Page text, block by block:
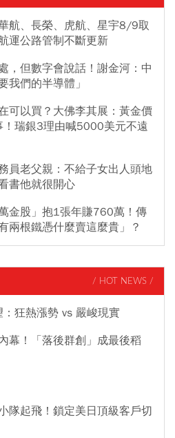
航、長榮、虎航、星宇8/9取
運公路管制不斷更新
，但數字會說話！謝金河：中
我們的半導體」
可以買？大佛李其展：黃金價
瑞銀3理由喊5000美元不遠
員老父親：不給子女出人頭地
書他就很開心
金股」抱1張年賺760萬！傳
兩根鐵憑什麼賣這麼貴」？
/ HOT NEWS /
狂熱漲勢 vs 嚴峻現實
幕！「落後群創」成最後稻
隊起飛！鎖定美日頂級客戶切